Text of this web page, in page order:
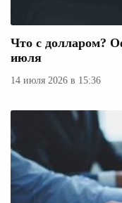
Что с долларом?
июля
14 июля 2026 в 15:36